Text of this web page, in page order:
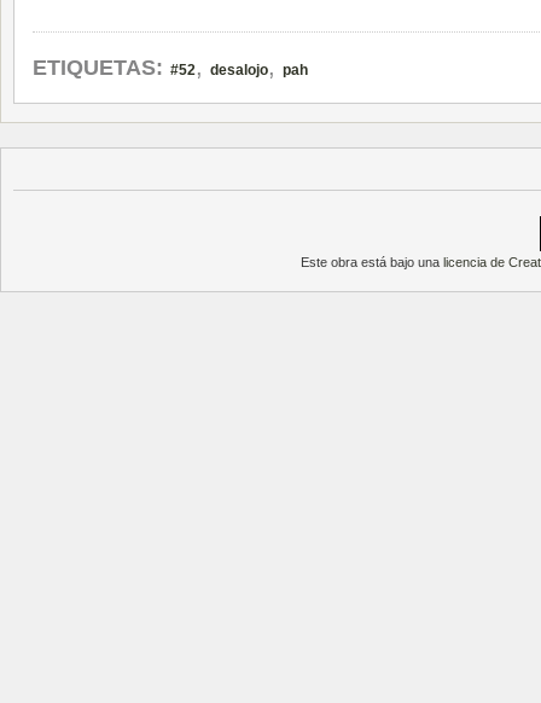
ETIQUETAS: #52, desalojo, pah
Este obra está bajo unalicencia de